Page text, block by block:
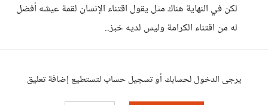
لكن في النهاية هناك مثل يقول اقتناء الإنسان لقمة عيشه أفضل
له من اقتناء الكرامة وليس لديه خبز..
يرجى الدخول لحسابك أو تسجيل حساب لتستطيع إضافة تعليق